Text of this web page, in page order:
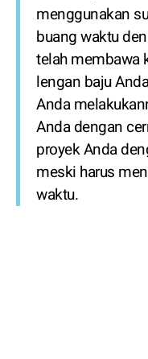
menggunakan
buang waktu
telah membawa
lengan baju
Anda
Anda dengan
proyek Anda
meski harus
waktu.